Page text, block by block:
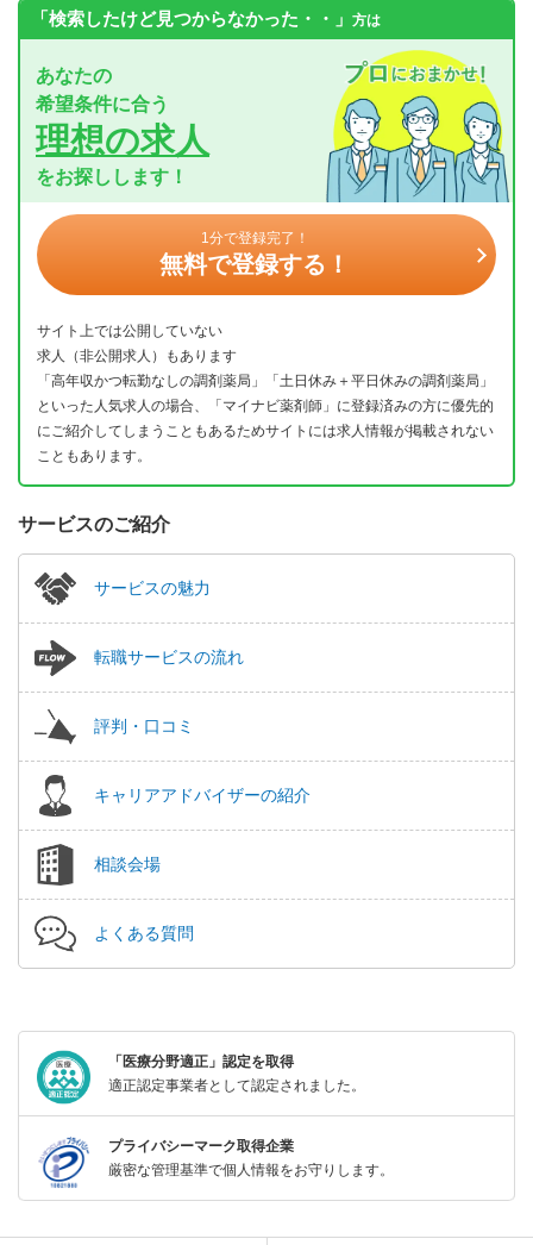
「検索したけど見つからなかった・・」 方は
あなたの
希望条件に合う
理想の求人
をお探しします！
1分で登録完了！
無料で登録する！
サイト上では公開していない
求人（非公開求人）もあります
「高年収かつ転勤なしの調剤薬局」「土日休み＋平日休みの調剤薬局」
といった人気求人の場合、「マイナビ薬剤師」に登録済みの方に優先的
にご紹介してしまうこともあるためサイトには求人情報が掲載されない
こともあります。
サービスのご紹介
サービスの魅力
転職サービスの流れ
評判・口コミ
キャリアアドバイザーの紹介
相談会場
よくある質問
「医療分野適正」認定を取得
適正認定事業者として認定されました。
プライバシーマーク取得企業
厳密な管理基準で個人情報をお守りします。